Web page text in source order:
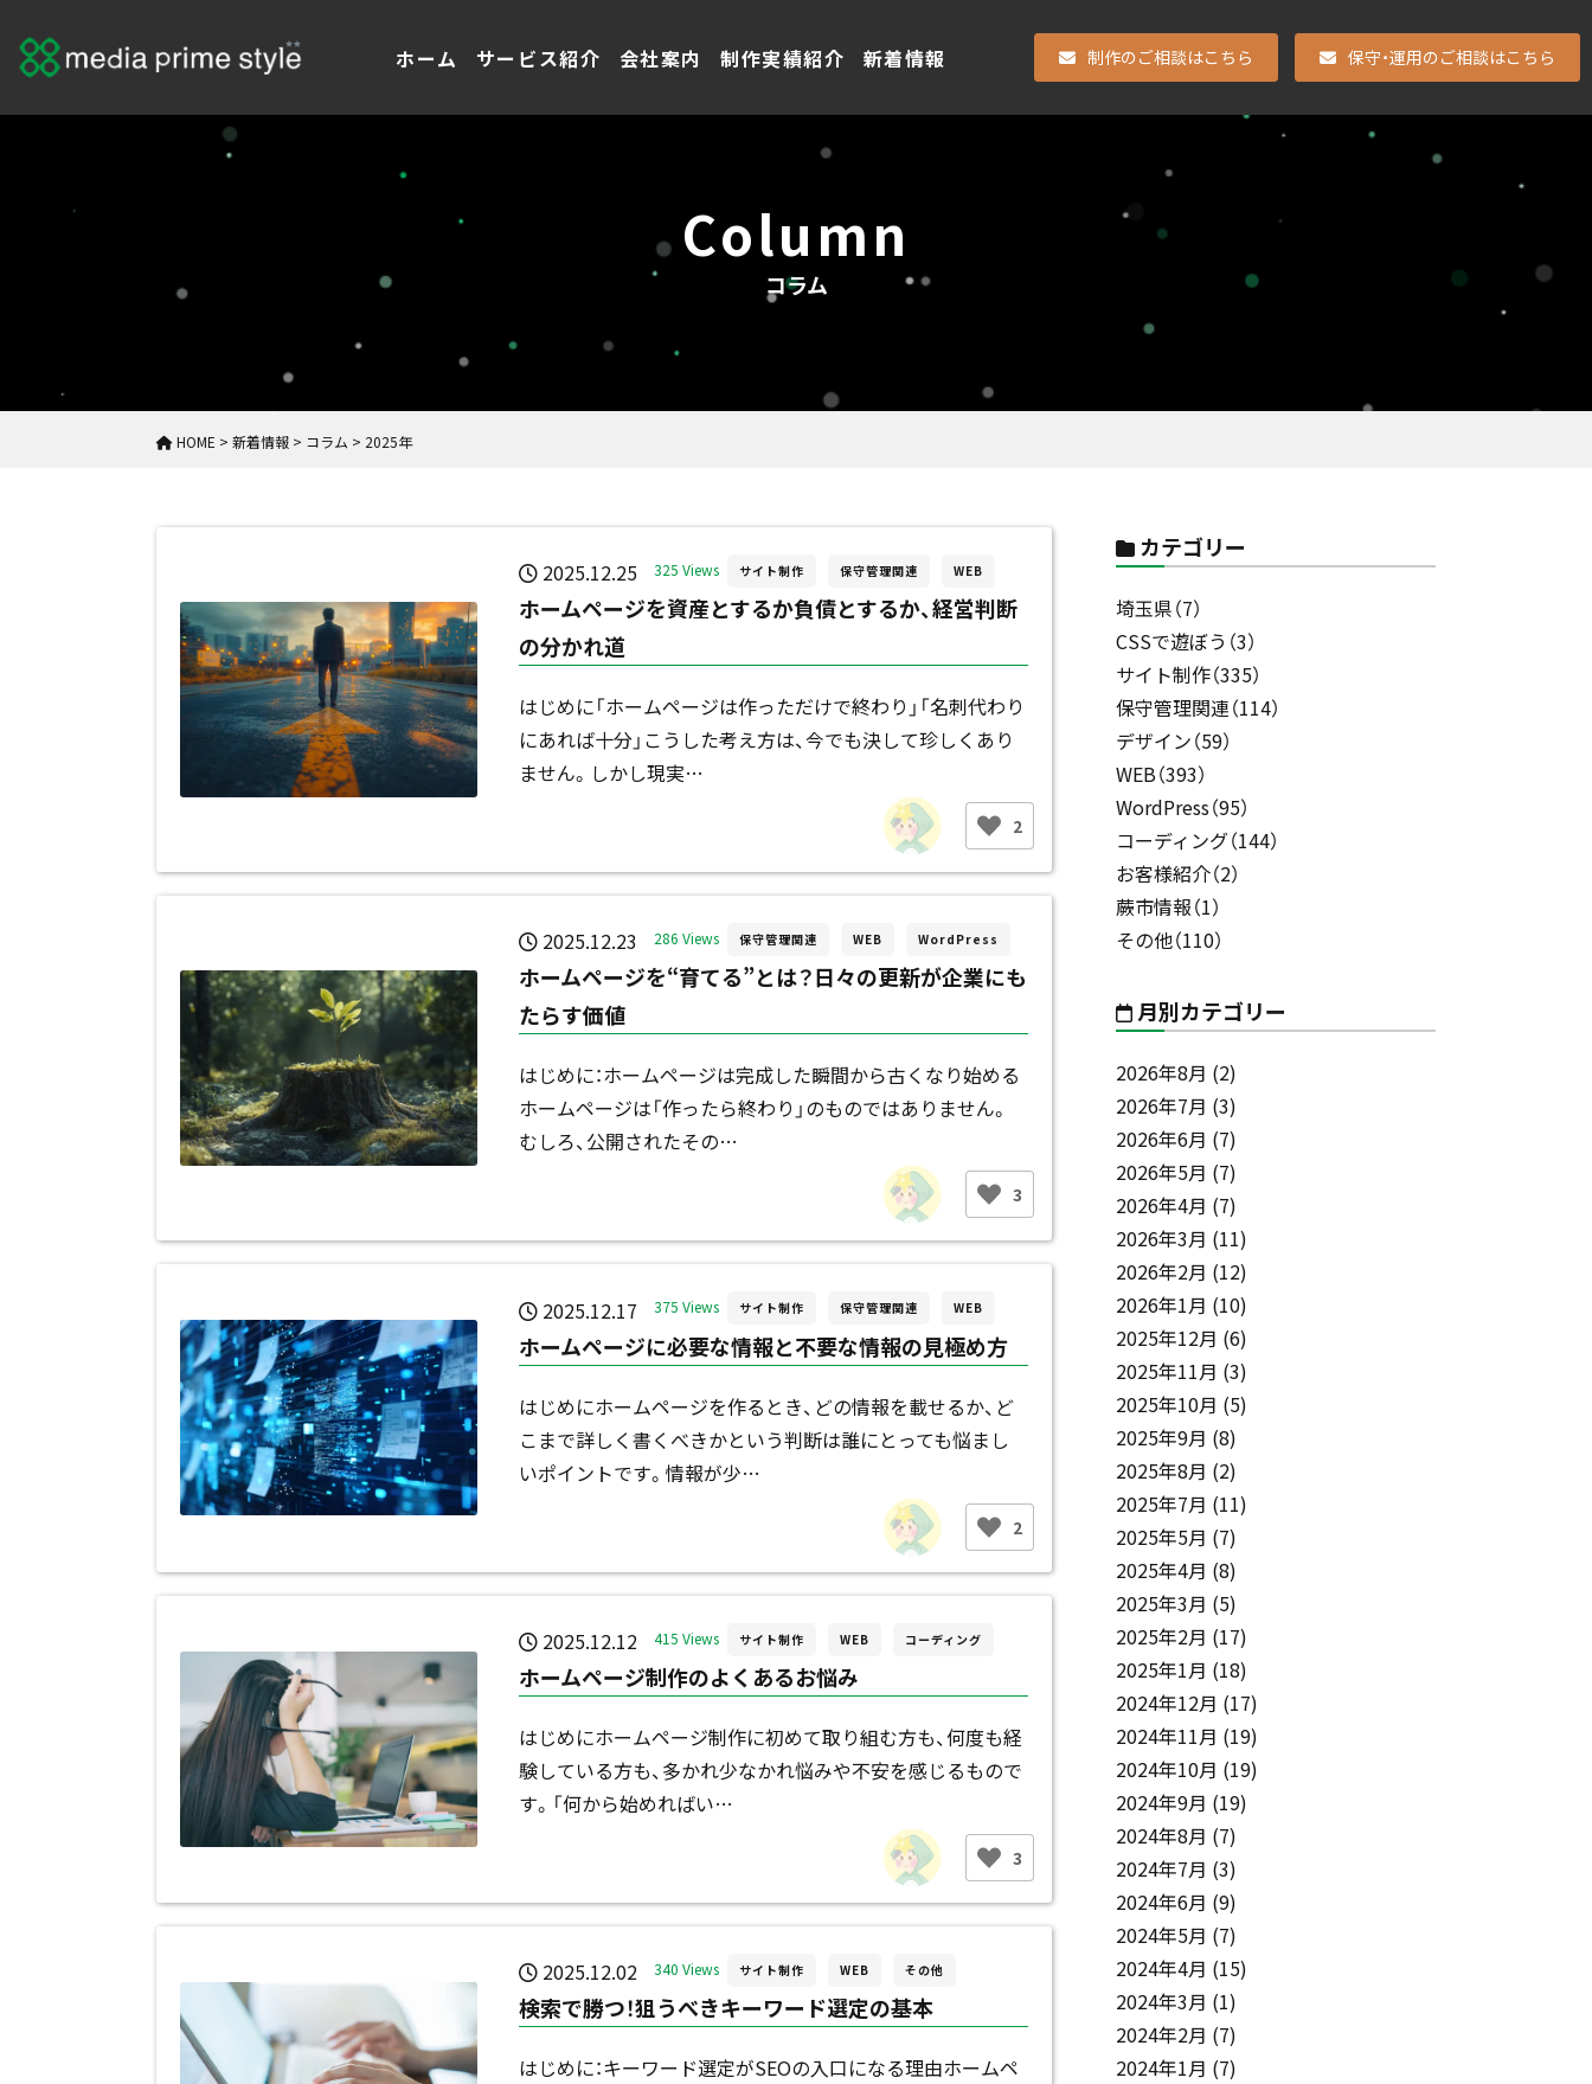
ホーム サービス紹介 会社案内 制作実績紹介 新着情報 制作のご相談はこちら 保守・運用のご相談はこちら
Column
コラム
HOME > 新着情報 > コラム > 2025年
2025.12.25 325 Views サイト制作 保守管理関連 WEB
ホームページを資産とするか負債とするか、経営判断
の分かれ道
はじめに「ホームページは作っただけで終わり」「名刺代わり
にあれば十分」こうした考え方は、今でも決して珍しくあり
ません。しかし現実…
2
2025.12.23 286 Views 保守管理関連 WEB WordPress
ホームページを“育てる”とは？日々の更新が企業にも
たらす価値
はじめに：ホームページは完成した瞬間から古くなり始める
ホームページは「作ったら終わり」のものではありません。
むしろ、公開されたその…
3
2025.12.17 375 Views サイト制作 保守管理関連 WEB
ホームページに必要な情報と不要な情報の見極め方
はじめにホームページを作るとき、どの情報を載せるか、ど
こまで詳しく書くべきかという判断は誰にとっても悩まし
いポイントです。情報が少…
2
2025.12.12 415 Views サイト制作 WEB コーディング
ホームページ制作のよくあるお悩み
はじめにホームページ制作に初めて取り組む方も、何度も経
験している方も、多かれ少なかれ悩みや不安を感じるもので
す。「何から始めればい…
3
2025.12.02 340 Views サイト制作 WEB その他
検索で勝つ！狙うべきキーワード選定の基本
はじめに：キーワード選定がSEOの入口になる理由ホームペ
カテゴリー
埼玉県（7）
CSSで遊ぼう（3）
サイト制作（335）
保守管理関連（114）
デザイン（59）
WEB（393）
WordPress（95）
コーディング（144）
お客様紹介（2）
蕨市情報（1）
その他（110）
月別カテゴリー
2026年8月 (2)
2026年7月 (3)
2026年6月 (7)
2026年5月 (7)
2026年4月 (7)
2026年3月 (11)
2026年2月 (12)
2026年1月 (10)
2025年12月 (6)
2025年11月 (3)
2025年10月 (5)
2025年9月 (8)
2025年8月 (2)
2025年7月 (11)
2025年5月 (7)
2025年4月 (8)
2025年3月 (5)
2025年2月 (17)
2025年1月 (18)
2024年12月 (17)
2024年11月 (19)
2024年10月 (19)
2024年9月 (19)
2024年8月 (7)
2024年7月 (3)
2024年6月 (9)
2024年5月 (7)
2024年4月 (15)
2024年3月 (1)
2024年2月 (7)
2024年1月 (7)